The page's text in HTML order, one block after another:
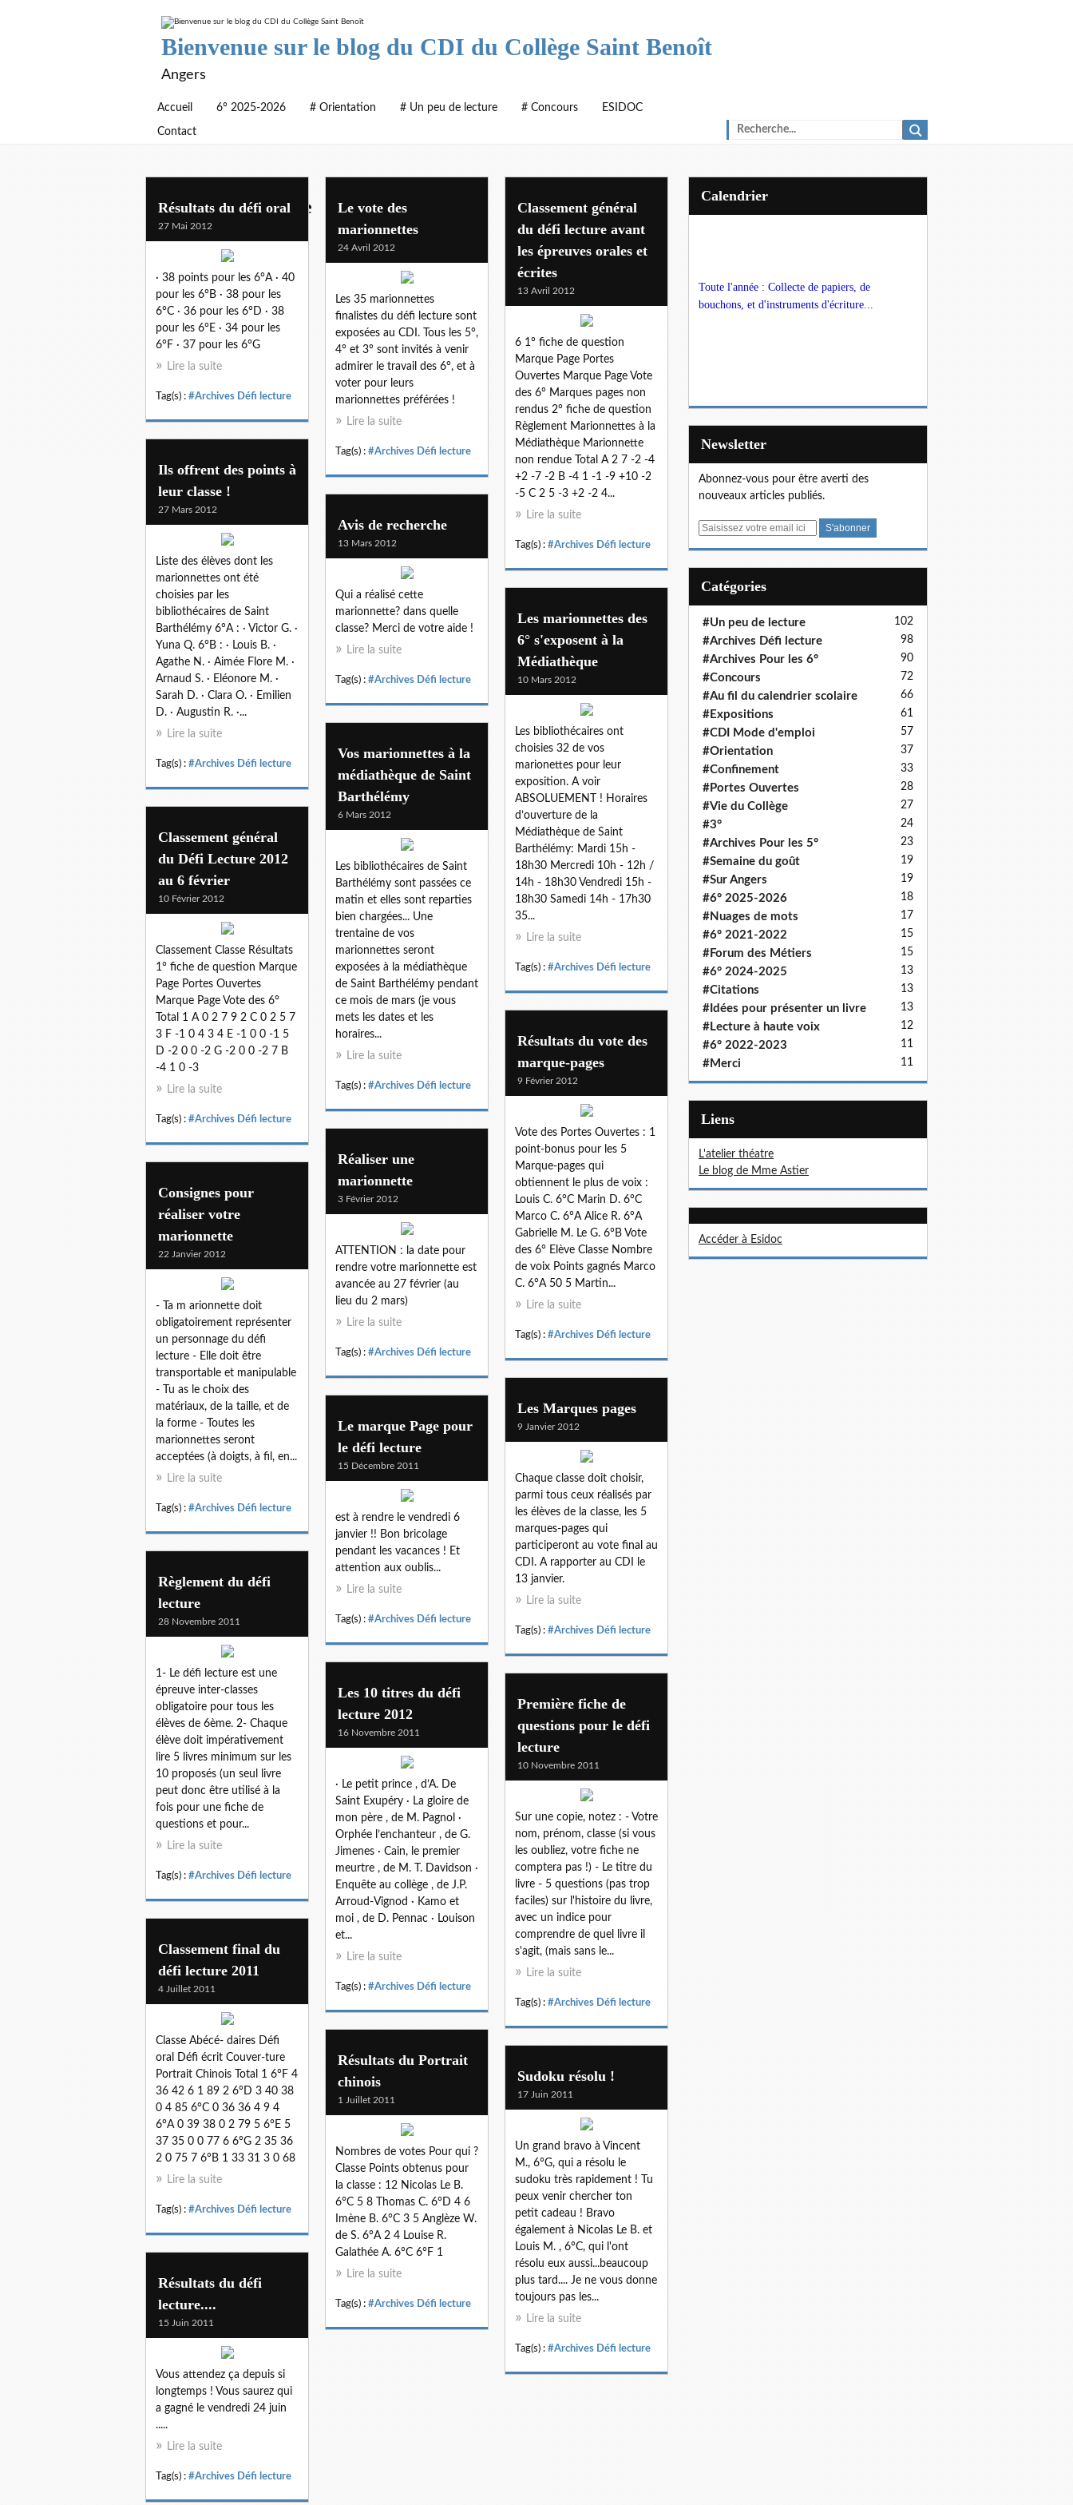
Bienvenue sur le blog du CDI du Collège Saint Benoît
Angers
Accueil 6° 2025-2026 # Orientation # Un peu de lecture # Concours ESIDOC
Contact
archives defi lecture
Résultats du défi oral
27 Mai 2012
· 38 points pour les 6°A · 40
pour les 6°B · 38 pour les
6°C · 36 pour les 6°D · 38
pour les 6°E · 34 pour les
6°F · 37 pour les 6°G
Lire la suite
Tag(s) : #Archives Défi lecture
Le vote des
marionnettes
24 Avril 2012
Les 35 marionnettes
finalistes du défi lecture sont
exposées au CDI. Tous les 5°,
4° et 3° sont invités à venir
admirer le travail des 6°, et à
voter pour leurs
marionnettes préférées !
Lire la suite
Tag(s) : #Archives Défi lecture
Classement général
du défi lecture avant
les épreuves orales et
écrites
13 Avril 2012
6 1° fiche de question
Marque Page Portes
Ouvertes Marque Page Vote
des 6° Marques pages non
rendus 2° fiche de question
Règlement Marionnettes à la
Médiathèque Marionnette
non rendue Total A 2 7 -2 -4
+2 -7 -2 B -4 1 -1 -9 +10 -2
-5 C 2 5 -3 +2 -2 4...
Lire la suite
Tag(s) : #Archives Défi lecture
Ils offrent des points à
leur classe !
27 Mars 2012
Liste des élèves dont les
marionnettes ont été
choisies par les
bibliothécaires de Saint
Barthélémy 6°A : · Victor G. ·
Yuna Q. 6°B : · Louis B. ·
Agathe N. · Aimée Flore M. ·
Arnaud S. · Eléonore M. ·
Sarah D. · Clara O. · Emilien
D. · Augustin R. ·...
Lire la suite
Tag(s) : #Archives Défi lecture
Avis de recherche
13 Mars 2012
Qui a réalisé cette
marionnette? dans quelle
classe? Merci de votre aide !
Lire la suite
Tag(s) : #Archives Défi lecture
Les marionnettes des
6° s'exposent à la
Médiathèque
10 Mars 2012
Les bibliothécaires ont
choisies 32 de vos
marionettes pour leur
exposition. A voir
ABSOLUEMENT ! Horaires
d’ouverture de la
Médiathèque de Saint
Barthélémy: Mardi 15h -
18h30 Mercredi 10h - 12h /
14h - 18h30 Vendredi 15h -
18h30 Samedi 14h - 17h30
35...
Lire la suite
Tag(s) : #Archives Défi lecture
Vos marionnettes à la
médiathèque de Saint
Barthélémy
6 Mars 2012
Les bibliothécaires de Saint
Barthélémy sont passées ce
matin et elles sont reparties
bien chargées... Une
trentaine de vos
marionnettes seront
exposées à la médiathèque
de Saint Barthélémy pendant
ce mois de mars (je vous
mets les dates et les
horaires...
Lire la suite
Tag(s) : #Archives Défi lecture
Classement général
du Défi Lecture 2012
au 6 février
10 Février 2012
Classement Classe Résultats
1° fiche de question Marque
Page Portes Ouvertes
Marque Page Vote des 6°
Total 1 A 0 2 7 9 2 C 0 2 5 7
3 F -1 0 4 3 4 E -1 0 0 -1 5
D -2 0 0 -2 G -2 0 0 -2 7 B
-4 1 0 -3
Lire la suite
Tag(s) : #Archives Défi lecture
Résultats du vote des
marque-pages
9 Février 2012
Vote des Portes Ouvertes : 1
point-bonus pour les 5
Marque-pages qui
obtiennent le plus de voix :
Louis C. 6°C Marin D. 6°C
Marco C. 6°A Alice R. 6°A
Gabrielle M. Le G. 6°B Vote
des 6° Elève Classe Nombre
de voix Points gagnés Marco
C. 6°A 50 5 Martin...
Lire la suite
Tag(s) : #Archives Défi lecture
Réaliser une
marionnette
3 Février 2012
ATTENTION : la date pour
rendre votre marionnette est
avancée au 27 février (au
lieu du 2 mars)
Lire la suite
Tag(s) : #Archives Défi lecture
Consignes pour
réaliser votre
marionnette
22 Janvier 2012
- Ta m arionnette doit
obligatoirement représenter
un personnage du défi
lecture - Elle doit être
transportable et manipulable
- Tu as le choix des
matériaux, de la taille, et de
la forme - Toutes les
marionnettes seront
acceptées (à doigts, à fil, en...
Lire la suite
Tag(s) : #Archives Défi lecture
Les Marques pages
9 Janvier 2012
Chaque classe doit choisir,
parmi tous ceux réalisés par
les élèves de la classe, les 5
marques-pages qui
participeront au vote final au
CDI. A rapporter au CDI le
13 janvier.
Lire la suite
Tag(s) : #Archives Défi lecture
Le marque Page pour
le défi lecture
15 Décembre 2011
est à rendre le vendredi 6
janvier !! Bon bricolage
pendant les vacances ! Et
attention aux oublis...
Lire la suite
Tag(s) : #Archives Défi lecture
Règlement du défi
lecture
28 Novembre 2011
1- Le défi lecture est une
épreuve inter-classes
obligatoire pour tous les
élèves de 6ème. 2- Chaque
élève doit impérativement
lire 5 livres minimum sur les
10 proposés (un seul livre
peut donc être utilisé à la
fois pour une fiche de
questions et pour...
Lire la suite
Tag(s) : #Archives Défi lecture
Les 10 titres du défi
lecture 2012
16 Novembre 2011
· Le petit prince , d’A. De
Saint Exupéry · La gloire de
mon père , de M. Pagnol ·
Orphée l’enchanteur , de G.
Jimenes · Cain, le premier
meurtre , de M. T. Davidson ·
Enquête au collège , de J.P.
Arroud-Vignod · Kamo et
moi , de D. Pennac · Louison
et...
Lire la suite
Tag(s) : #Archives Défi lecture
Première fiche de
questions pour le défi
lecture
10 Novembre 2011
Sur une copie, notez : - Votre
nom, prénom, classe (si vous
les oubliez, votre fiche ne
comptera pas !) - Le titre du
livre - 5 questions (pas trop
faciles) sur l'histoire du livre,
avec un indice pour
comprendre de quel livre il
s'agit, (mais sans le...
Lire la suite
Tag(s) : #Archives Défi lecture
Classement final du
défi lecture 2011
4 Juillet 2011
Classe Abécé- daires Défi
oral Défi écrit Couver-ture
Portrait Chinois Total 1 6°F 4
36 42 6 1 89 2 6°D 3 40 38
0 4 85 6°C 0 36 36 4 9 4
6°A 0 39 38 0 2 79 5 6°E 5
37 35 0 0 77 6 6°G 2 35 36
2 0 75 7 6°B 1 33 31 3 0 68
Lire la suite
Tag(s) : #Archives Défi lecture
Résultats du Portrait
chinois
1 Juillet 2011
Nombres de votes Pour qui ?
Classe Points obtenus pour
la classe : 12 Nicolas Le B.
6°C 5 8 Thomas C. 6°D 4 6
Imène B. 6°C 3 5 Anglèze W.
de S. 6°A 2 4 Louise R.
Galathée A. 6°C 6°F 1
Lire la suite
Tag(s) : #Archives Défi lecture
Sudoku résolu !
17 Juin 2011
Un grand bravo à Vincent
M., 6°G, qui a résolu le
sudoku très rapidement ! Tu
peux venir chercher ton
petit cadeau ! Bravo
également à Nicolas Le B. et
Louis M. , 6°C, qui l'ont
résolu eux aussi...beaucoup
plus tard.... Je ne vous donne
toujours pas les...
Lire la suite
Tag(s) : #Archives Défi lecture
Résultats du défi
lecture....
15 Juin 2011
Vous attendez ça depuis si
longtemps ! Vous saurez qui
a gagné le vendredi 24 juin
.....
Lire la suite
Tag(s) : #Archives Défi lecture
Calendrier
Toute l'année : Collecte de papiers, de
bouchons, et d'instruments d'écriture...
Newsletter
Abonnez-vous pour être averti des
nouveaux articles publiés.
E
Catégories
#Un peu de lecture 102
#Archives Défi lecture 98
#Archives Pour les 6° 90
#Concours 72
#Au fil du calendrier scolaire 66
#Expositions 61
#CDI Mode d'emploi 57
#Orientation 37
#Confinement 33
#Portes Ouvertes 28
#Vie du Collège 27
#3° 24
#Archives Pour les 5° 23
#Semaine du goût 19
#Sur Angers 19
#6° 2025-2026 18
#Nuages de mots 17
#6° 2021-2022 15
#Forum des Métiers 15
#6° 2024-2025 13
#Citations 13
#Idées pour présenter un livre 13
#Lecture à haute voix 12
#6° 2022-2023 11
#Merci 11
Liens
L'atelier théatre
Le blog de Mme Astier
Accéder à Esidoc